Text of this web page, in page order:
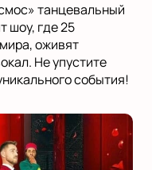
танцевальный
шоу, где 25
оживят
Не упустите
события!